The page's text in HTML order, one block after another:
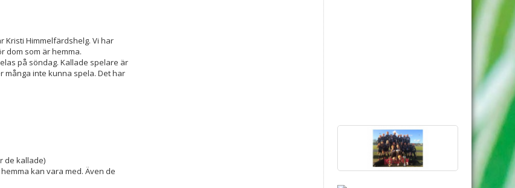
Kristi Himmelfärdshelg. Vi har
dom som är hemma.
på söndag. Kallade spelare är
många inte kunna spela. Det har
de kallade)
kan vara med. Även de